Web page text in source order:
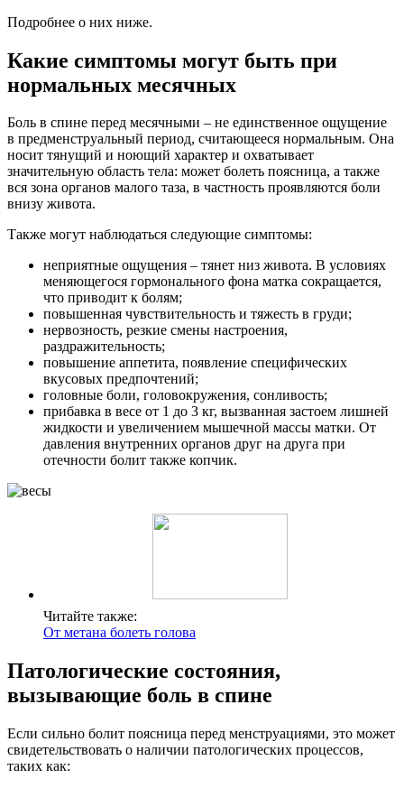
Подробнее о них ниже.
Какие симптомы могут быть при
нормальных месячных
Боль в спине перед месячными – не единственное ощущение
в предменструальный период, считающееся нормальным. Она
носит тянущий и ноющий характер и охватывает
значительную область тела: может болеть поясница, а также
вся зона органов малого таза, в частность проявляются боли
внизу живота.
Также могут наблюдаться следующие симптомы:
неприятные ощущения – тянет низ живота. В условиях
меняющегося гормонального фона матка сокращается,
что приводит к болям;
повышенная чувствительность и тяжесть в груди;
нервозность, резкие смены настроения,
раздражительность;
повышение аппетита, появление специфических
вкусовых предпочтений;
головные боли, головокружения, сонливость;
прибавка в весе от 1 до 3 кг, вызванная застоем лишней
жидкости и увеличением мышечной массы матки. От
давления внутренних органов друг на друга при
отечности болит также копчик.
Читайте также:
От метана болеть голова
Патологические состояния,
вызывающие боль в спине
Если сильно болит поясница перед менструациями, это может
свидетельствовать о наличии патологических процессов,
таких как: